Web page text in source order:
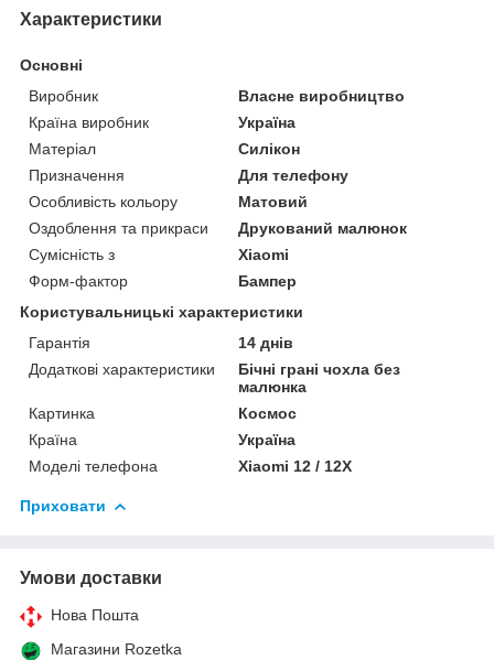
Характеристики
Основні
Виробник
Власне виробництво
Країна виробник
Україна
Матеріал
Силікон
Призначення
Для телефону
Особливість кольору
Матовий
Оздоблення та прикраси
Друкований малюнок
Сумісність з
Xiaomi
Форм-фактор
Бампер
Користувальницькі характеристики
Гарантія
14 днів
Додаткові характеристики
Бічні грані чохла без
малюнка
Картинка
Космос
Країна
Україна
Моделі телефона
Xiaomi 12 / 12X
Приховати
Умови доставки
Нова Пошта
Магазини Rozetka